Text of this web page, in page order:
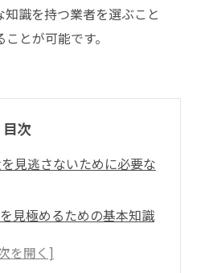
識を持つ業者を選ぶこと
とが可能です。
目次
見逃さないために必要な
見極めるための基本知識
べき湿気とカビの発生